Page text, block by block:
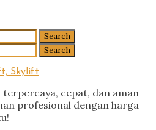
Skylift
cepat, dan aman
profesional dengan harga